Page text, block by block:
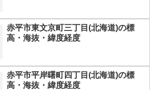
赤平市東文京町三丁目(北海道)の標
高・海抜・緯度経度
赤平市平岸曙町四丁目(北海道)の標
高・海抜・緯度経度